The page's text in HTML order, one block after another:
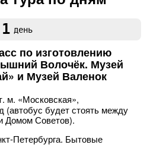
1 день
по изготовлению
Волочёк. Музей
и Музей Валенок
м. «Московская»,
(автобус будет стоять между
Домом Советов).
Петербурга. Бытовые